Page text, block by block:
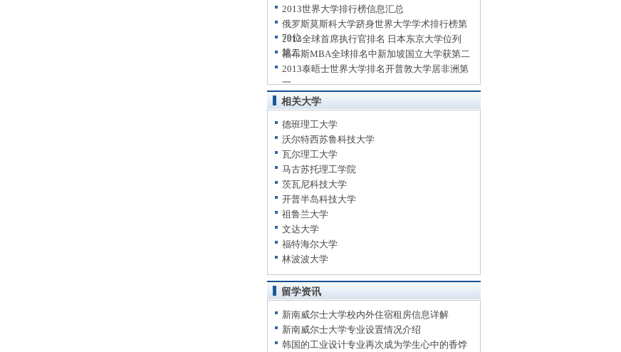
2013世界大学排行榜信息汇总
俄罗斯莫斯科大学跻身世界大学学术排行榜第
79位
2013全球首席执行官排名 日本东京大学位列
第二
福布斯MBA全球排名中新加坡国立大学获第二
2013泰晤士世界大学排名开普敦大学居非洲第
一
相关大学
德班理工大学
沃尔特西苏鲁科技大学
瓦尔理工大学
马古苏托理工学院
茨瓦尼科技大学
开普半岛科技大学
祖鲁兰大学
文达大学
福特海尔大学
林波波大学
留学资讯
新南威尔士大学校内外住宿租房信息详解
新南威尔士大学专业设置情况介绍
韩国的工业设计专业再次成为学生心中的香饽